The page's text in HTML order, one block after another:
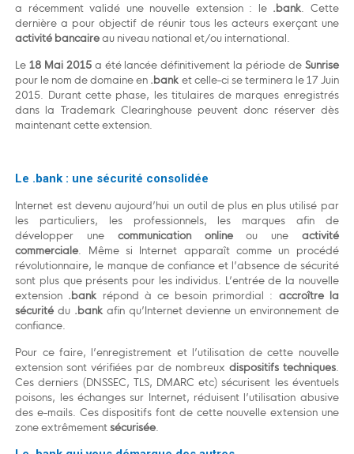
a récemment validé une nouvelle extension : le .bank . Cette
dernière a pour objectif de réunir tous les acteurs exerçant une
activité bancaireau niveau national et/ou international.
Le18 Mai 2015a été lancée définitivement la période de Sunrise
pour le nom de domaine en .bank et celle-ci se terminera le 17 Juin
2015. Durant cette phase, les titulaires de marques enregistrés
dans la Trademark Clearinghouse peuvent donc réserver dès
maintenant cette extension.
Le .bank : une sécurité consolidée
Internet est devenu aujourd’hui un outil de plus en plus utilisé par
les particuliers, les professionnels, les marques afin de
développer une communication onlineou une activité
commerciale . Même si Internet apparaît comme un procédé
révolutionnaire, le manque de confiance et l’absence de sécurité
sont plus que présents pour les individus. L’entrée de la nouvelle
extension .bank répond à ce besoin primordial : accroître la
sécurité du .bankafin qu’Internet devienne un environnement de
confiance.
Pour ce faire, l’enregistrement et l’utilisation de cette nouvelle
extension sont vérifiées par de nombreux dispositifs techniques.
Ces derniers (DNSSEC, TLS, DMARC etc) sécurisent les éventuels
poisons, les échanges sur Internet, réduisent l’utilisation abusive
des e-mails. Ces dispositifs font de cette nouvelle extension une
zone extrêmementsécurisée